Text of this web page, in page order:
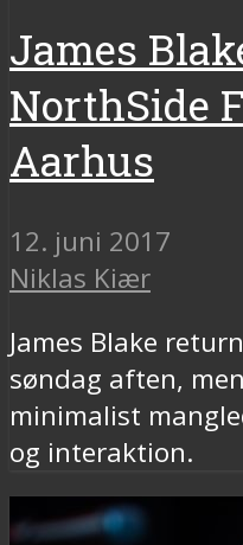
James
NorthSide
Aarhus
12. juni 2017
Niklas Kiær
James Blake
søndag aften,
minimalist
og interaktion.